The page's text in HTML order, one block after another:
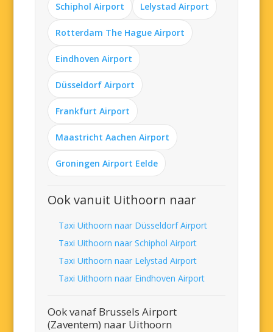
Schiphol Airport Lelystad Airport
Rotterdam The Hague Airport
Eindhoven Airport
Düsseldorf Airport
Frankfurt Airport
Maastricht Aachen Airport
Groningen Airport Eelde
Ook vanuit Uithoorn naar
Taxi Uithoorn naar Düsseldorf Airport
Taxi Uithoorn naar Schiphol Airport
Taxi Uithoorn naar Lelystad Airport
Taxi Uithoorn naar Eindhoven Airport
Ook vanaf Brussels Airport
(Zaventem) naar Uithoorn